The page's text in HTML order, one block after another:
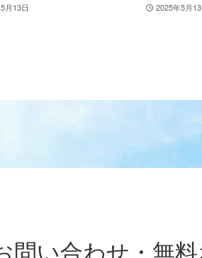
月13日 2025年5月13
問い合わせ・無